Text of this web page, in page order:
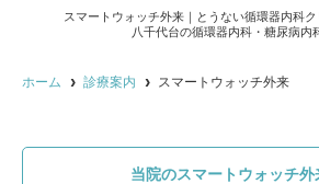
スマートウォッチ外来｜とうない循環器内科ク
八千代台の循環器内科・糖尿病内
ホーム 診療案内 スマートウォッチ外来
当院のスマートウォッチ外